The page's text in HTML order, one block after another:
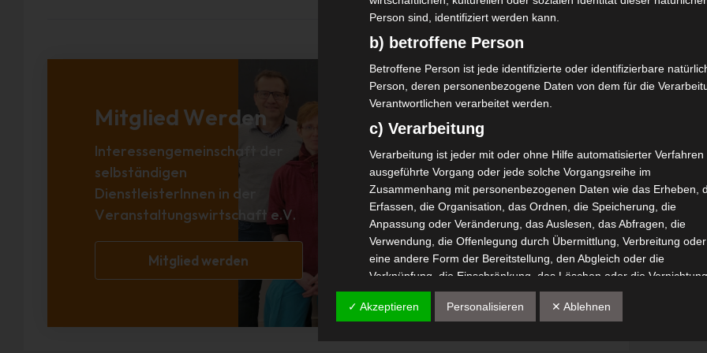
Mitglied Werden
Interessengemeinschaft der
selbständigen
DienstleisterInnen in der
Veranstaltungswirtschaft e.V.
Mitglied werden
Person sind, identifiziert werden kann.
b) betroffene Person
Betroffene Person ist jede identifizierte oder identifizierbare
Person, deren personenbezogene Daten von dem für die
Verantwortlichen verarbeitet werden.
c) Verarbeitung
Verarbeitung ist jeder mit oder ohne Hilfe automatisierter Verfahren
ausgeführte Vorgang oder jede solche Vorgangsreihe im
Zusammenhang mit personenbezogenen Daten wie das Erheben,
Erfassen, die Organisation, das Ordnen, die Speicherung, die
Anpassung oder Veränderung, das Auslesen, das Abfragen, die
Verwendung, die Offenlegung durch Übermittlung, Verbreitung oder
eine andere Form der Bereitstellung, den Abgleich oder die
Verknüpfung, die Einschränkung, das Löschen oder die Vernichtung.
d) Einschränkung der Verarbeitung
✓ Akzeptieren Personalisieren ✕ Ablehnen